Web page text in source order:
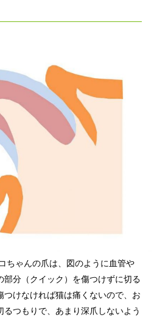
ちゃんの爪は、図のように血管や
部分（クイック）を傷つけずに切る
つけなければ猫は痛くないので、お
るつもりで、あまり深爪しないよう